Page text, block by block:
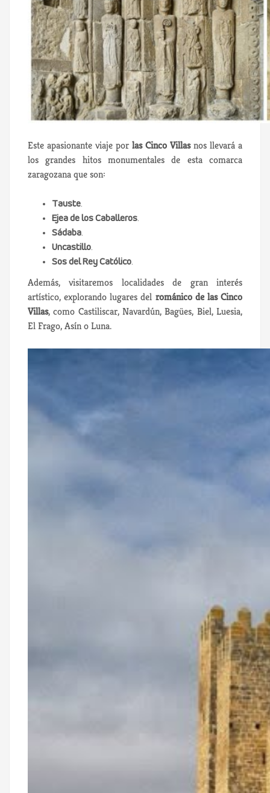
Este apasionante viaje porlas Cinco Villasnos llevará a
los grandes hitos monumentales de esta comarca
zaragozana que son:
Tauste.
Ejea de los Caballeros.
Sádaba.
Uncastillo.
Sos del Rey Católico.
Además, visitaremos localidades de gran interés
artístico, explorando lugares del románico de las Cinco
Villas, como Castiliscar, Navardún, Bagües, Biel, Luesia,
El Frago, Asín o Luna.